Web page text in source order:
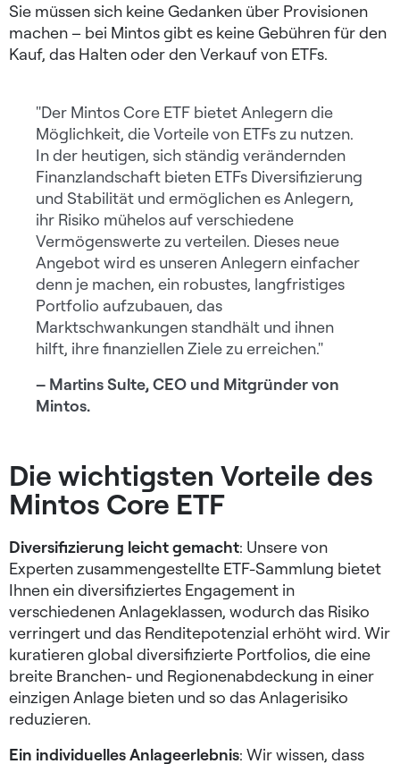
Sie müssen sich keine Gedanken über Provisionen
machen – bei Mintos gibt es keine Gebühren für den
Kauf, das Halten oder den Verkauf von ETFs.
"Der Mintos Core ETF bietet Anlegern die
Möglichkeit, die Vorteile von ETFs zu nutzen.
In der heutigen, sich ständig verändernden
Finanzlandschaft bieten ETFs Diversifizierung
und Stabilität und ermöglichen es Anlegern,
ihr Risiko mühelos auf verschiedene
Vermögenswerte zu verteilen. Dieses neue
Angebot wird es unseren Anlegern einfacher
denn je machen, ein robustes, langfristiges
Portfolio aufzubauen, das
Marktschwankungen standhält und ihnen
hilft, ihre finanziellen Ziele zu erreichen."
– Martins Sulte, CEO und Mitgründer von
Mintos.
Die wichtigsten Vorteile des
Mintos Core ETF
Diversifizierung leicht gemacht: Unsere von
Experten zusammengestellte ETF-Sammlung bietet
Ihnen ein diversifiziertes Engagement in
verschiedenen Anlageklassen, wodurch das Risiko
verringert und das Renditepotenzial erhöht wird. Wir
kuratieren global diversifizierte Portfolios, die eine
breite Branchen- und Regionenabdeckung in einer
einzigen Anlage bieten und so das Anlagerisiko
reduzieren.
Ein individuelles Anlageerlebnis: Wir wissen, dass